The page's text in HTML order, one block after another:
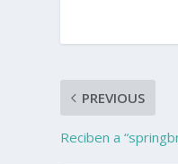
PREVIOUS
Reciben a